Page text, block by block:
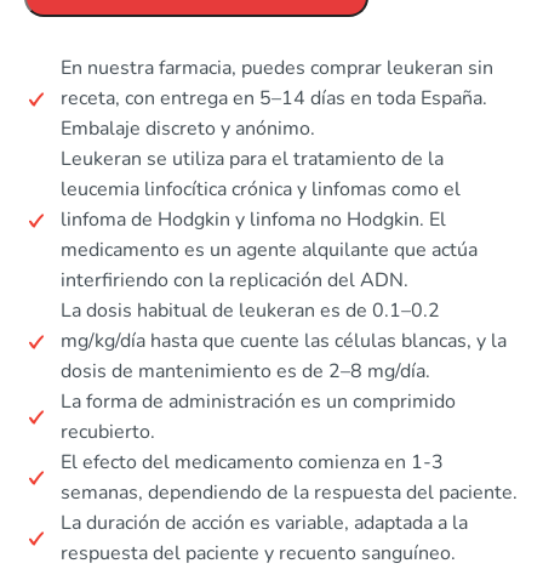
En nuestra farmacia, puedes comprar leukeran sin
receta, con entrega en 5–14 días en toda España.
Embalaje discreto y anónimo.
Leukeran se utiliza para el tratamiento de la
leucemia linfocítica crónica y linfomas como el
linfoma de Hodgkin y linfoma no Hodgkin. El
medicamento es un agente alquilante que actúa
interfiriendo con la replicación del ADN.
La dosis habitual de leukeran es de 0.1–0.2
mg/kg/día hasta que cuente las células blancas, y la
dosis de mantenimiento es de 2–8 mg/día.
La forma de administración es un comprimido
recubierto.
El efecto del medicamento comienza en 1-3
semanas, dependiendo de la respuesta del paciente.
La duración de acción es variable, adaptada a la
respuesta del paciente y recuento sanguíneo.